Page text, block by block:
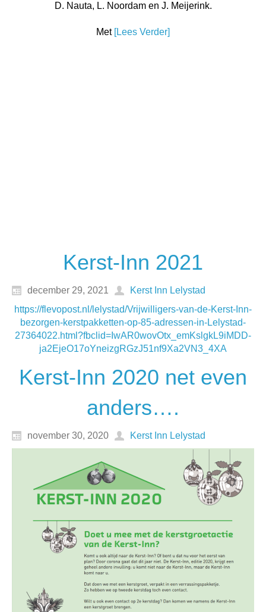
D. Nauta, L. Noordam en J. Meijerink.
Met [Lees Verder]
Kerst-Inn 2021
december 29, 2021
Kerst Inn Lelystad
https://flevopost.nl/lelystad/Vrijwilligers-van-de-Kerst-Inn-
bezorgen-kerstpakketten-op-85-adressen-in-Lelystad-
27364022.html?fbclid=IwAR0wovOtx_emKslgkL9iMDD-
ja2EjeO17oYneizgRGzJ51nf9Xa2VN3_4XA
Kerst-Inn 2020 net even
anders….
november 30, 2020 Kerst Inn Lelystad